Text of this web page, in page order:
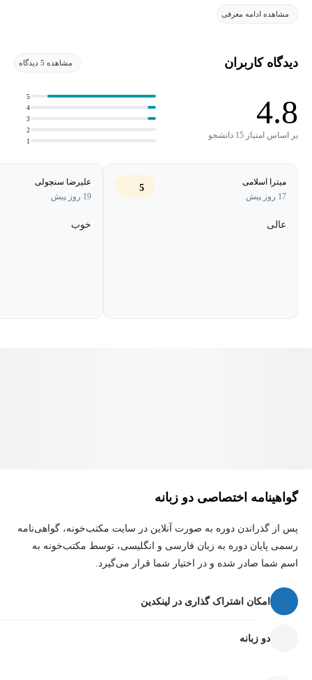
این دوره برای هرسه رشته ریاضی و تجربی و انسانی و هر سه پایه
آموزان می‌توانند از آن بهره ببرند.
چرایی درس خوندن
انتخاب هدف
اصلاح سبک زندگی
شرایط محیطی مطالعه
مشاهده ادامه معرفی
دیدگاه کاربران مشاهده 5 دیدگاه
4.8
بر اساس امتیاز 15 دانشجو
1
2
3
4
5
میترا اسلامی
17 روز پیش
5
عالی
علیرضا سنچولی
19 روز پیش
خوب
گواهینامه اختصاصی دو زبانه
پس از گذراندن دوره به صورت آنلاین در سایت مکتب‌خونه، گواهی‌نامه
رسمی پایان دوره به زبان فارسی و انگلیسی، توسط مکتب‌خونه به
اسم شما صادر شده و در اختیار شما قرار می‌گیرد.
امکان اشتراک گذاری در لینکدین
دو زبانه